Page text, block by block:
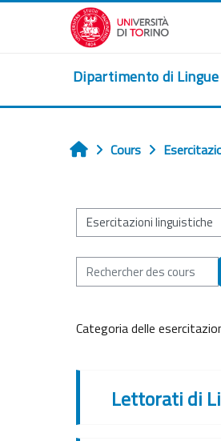
Passer au contenu principal
Dipartimento di
Accueil
Cours
Catégories de cours
Rechercher des cours
Categoria delle
Lettorati di